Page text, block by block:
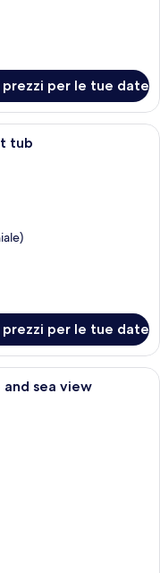
prezzi per le tue date
d'albergo moderna con un
tub
prezzi per le tue date
con un tavolo in vetro e
sea view